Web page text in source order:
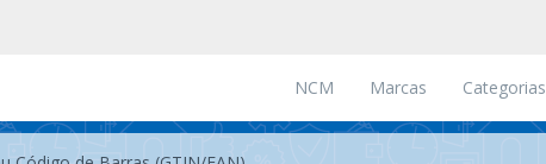
NCM Marcas Categorias